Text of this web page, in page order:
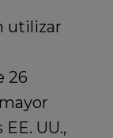
utilizar
26
UU.,